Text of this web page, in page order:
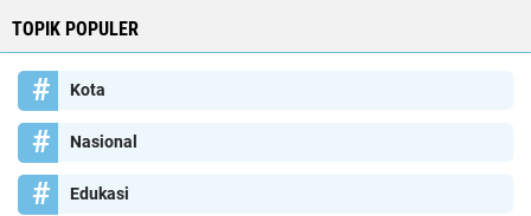
TOPIK POPULER
Kota
Nasional
Edukasi